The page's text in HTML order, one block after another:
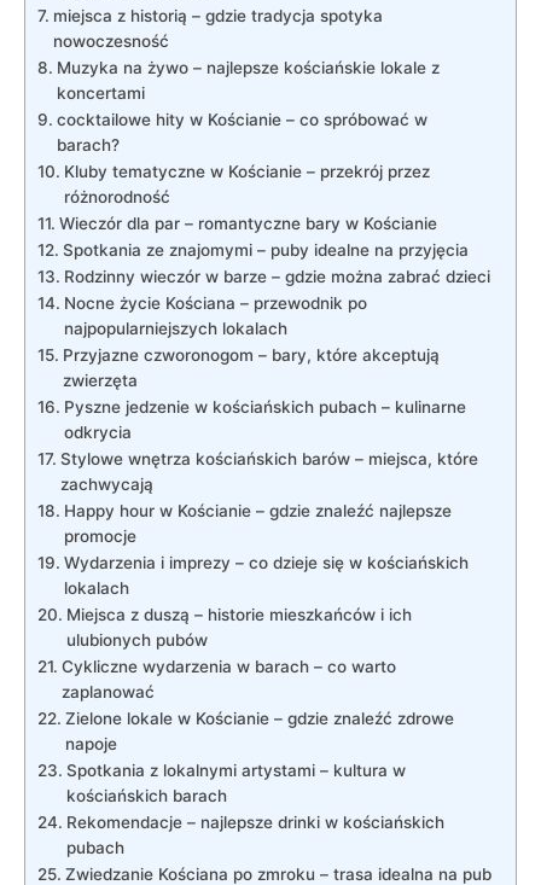
miejsca z historią – gdzie tradycja spotyka
nowoczesność
Muzyka na żywo – najlepsze kościańskie lokale z
koncertami
cocktailowe hity w Kościanie – co spróbować w
barach?
Kluby tematyczne w Kościanie – przekrój przez
różnorodność
Wieczór dla par – romantyczne bary w Kościanie
Spotkania ze znajomymi – puby idealne na przyjęcia
Rodzinny wieczór w barze – gdzie można zabrać dzieci
Nocne życie Kościana – przewodnik po
najpopularniejszych lokalach
Przyjazne czworonogom – bary, które akceptują
zwierzęta
Pyszne jedzenie w kościańskich pubach – kulinarne
odkrycia
Stylowe wnętrza kościańskich barów – miejsca, które
zachwycają
Happy hour w Kościanie – gdzie znaleźć najlepsze
promocje
Wydarzenia i imprezy – co dzieje się w kościańskich
lokalach
Miejsca z duszą – historie mieszkańców i ich
ulubionych pubów
Cykliczne wydarzenia w barach – co warto
zaplanować
Zielone lokale w Kościanie – gdzie znaleźć zdrowe
napoje
Spotkania z lokalnymi artystami – kultura w
kościańskich barach
Rekomendacje – najlepsze drinki w kościańskich
pubach
Zwiedzanie Kościana po zmroku – trasa idealna na pub